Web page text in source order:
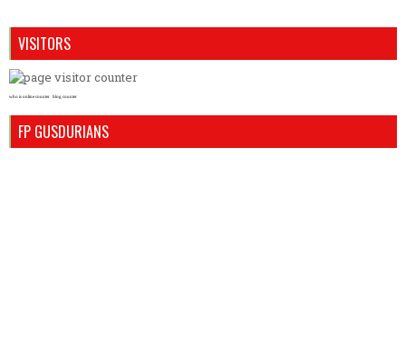
VISITORS
who is online counter blog counter
FP GUSDURIANS